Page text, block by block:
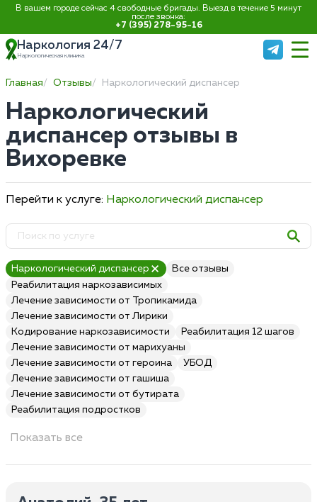
В вашем городе сейчас 4 свободные бригады. Выезд в течение 5 минут
после звонка:
+7 (395) 278-95-16
Наркология 24/7
Наркологическая клиника
Главная Отзывы Наркологический диспансер
Наркологический
диспансер отзывы в
Вихоревке
Перейти к услуге: Наркологический диспансер
Наркологический диспансер
Все отзывы
Реабилитация наркозависимых
Лечение зависимости от Тропикамида
Лечение зависимости от Лирики
Кодирование наркозависимости
Реабилитация 12 шагов
Лечение зависимости от марихуаны
Лечение зависимости от героина
УБОД
Лечение зависимости от гашиша
Лечение зависимости от бутирата
Реабилитация подростков
Показать все